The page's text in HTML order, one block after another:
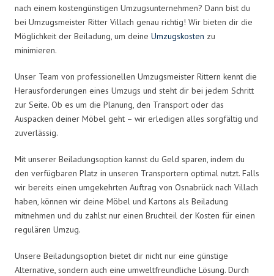
nach einem kostengünstigen Umzugsunternehmen? Dann bist du
bei Umzugsmeister Ritter Villach genau richtig! Wir bieten dir die
Möglichkeit der Beiladung, um deine Umzugskosten zu
minimieren.
Unser Team von professionellen Umzugsmeister Rittern kennt die
Herausforderungen eines Umzugs und steht dir bei jedem Schritt
zur Seite. Ob es um die Planung, den Transport oder das
Auspacken deiner Möbel geht – wir erledigen alles sorgfältig und
zuverlässig.
Mit unserer Beiladungsoption kannst du Geld sparen, indem du
den verfügbaren Platz in unseren Transportern optimal nutzt. Falls
wir bereits einen umgekehrten Auftrag von Osnabrück nach Villach
haben, können wir deine Möbel und Kartons als Beiladung
mitnehmen und du zahlst nur einen Bruchteil der Kosten für einen
regulären Umzug.
Unsere Beiladungsoption bietet dir nicht nur eine günstige
Alternative, sondern auch eine umweltfreundliche Lösung. Durch